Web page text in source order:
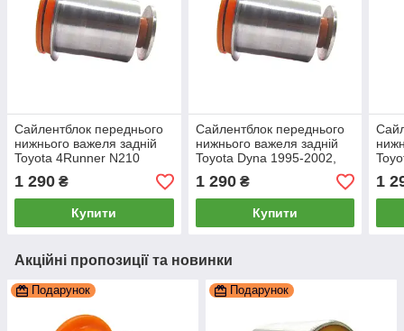
Сайлентблок переднього
нижнього важеля задній
Toyota 4Runner N210
поліуретан, PolyPro
1 290 ₴
Купити
Сайлентблок переднього
нижнього важеля задній
Toyota Dyna 1995-2002,
PolyPro
1 290₴
Купити
1
Акційні пропозиції та новинки
Подарунок Подарунок